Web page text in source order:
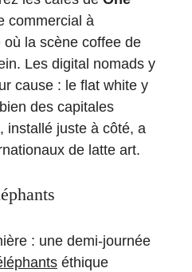
commercial à
où la scène coffee de
Les digital nomads y
cause : le flat white y
des capitales
installé juste à côté, a
de latte art.
: une demi-journée
éthique